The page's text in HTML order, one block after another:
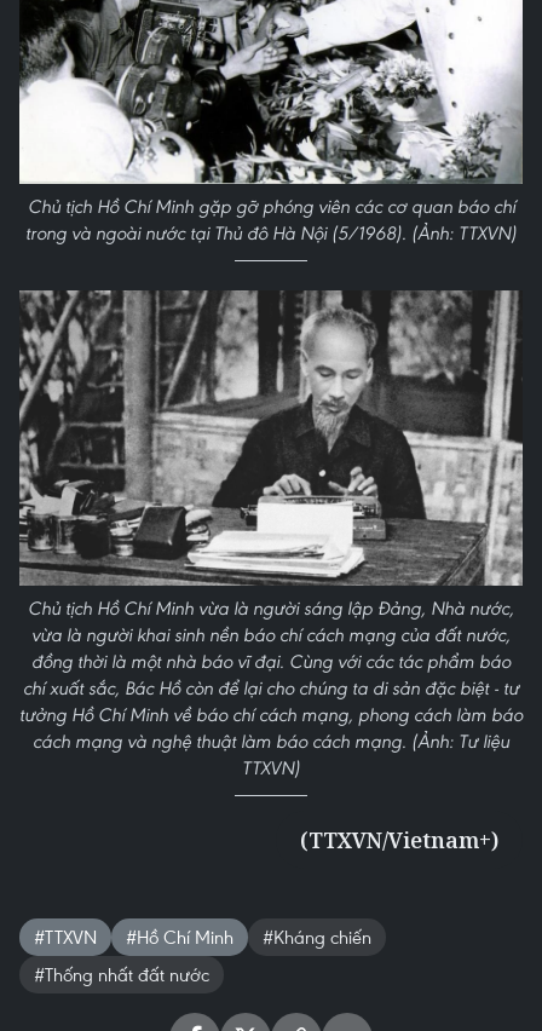
Chủ tịch Hồ Chí Minh gặp gỡ phóng viên các cơ quan báo chí
trong và ngoài nước tại Thủ đô Hà Nội (5/1968). (Ảnh: TTXVN)
Chủ tịch Hồ Chí Minh vừa là người sáng lập Đảng, Nhà nước,
vừa là người khai sinh nền báo chí cách mạng của đất nước,
đồng thời là một nhà báo vĩ đại. Cùng với các tác phẩm báo
chí xuất sắc, Bác Hồ còn để lại cho chúng ta di sản đặc biệt - tư
tưởng Hồ Chí Minh về báo chí cách mạng, phong cách làm báo
cách mạng và nghệ thuật làm báo cách mạng. (Ảnh: Tư liệu
TTXVN)
(TTXVN/Vietnam+)
#TTXVN #Hồ Chí Minh
#Kháng chiến
#Thống nhất đất nước